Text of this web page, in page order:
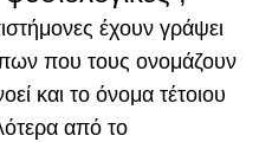
έχουν γράψει
που τους ονομάζουν
και το όνομα τέτοιου
από το